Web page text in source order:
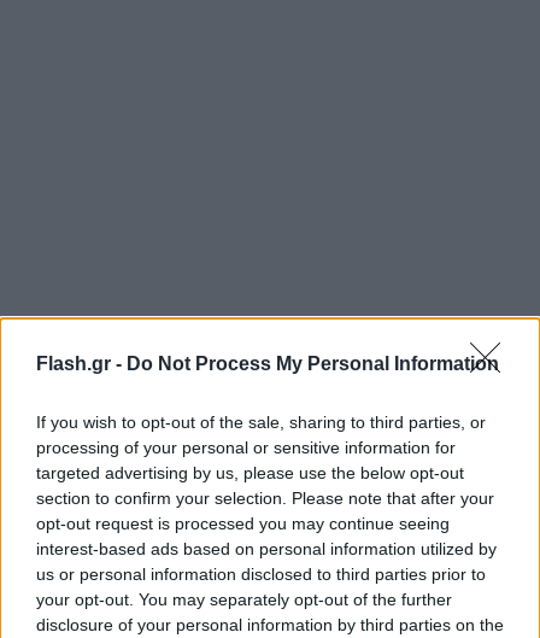
Flash.gr - Do Not Process My Personal Information
If you wish to opt-out of the sale, sharing to third parties, or
processing of your personal or sensitive information for
targeted advertising by us, please use the below opt-out
section to confirm your selection. Please note that after your
opt-out request is processed you may continue seeing
interest-based ads based on personal information utilized by
us or personal information disclosed to third parties prior to
your opt-out. You may separately opt-out of the further
disclosure of your personal information by third parties on the